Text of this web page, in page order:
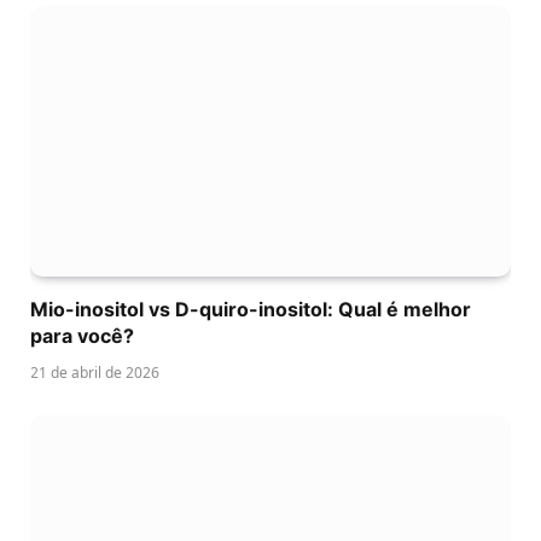
Mio-inositol vs D-quiro-inositol: Qual é melhor
para você?
21 de abril de 2026